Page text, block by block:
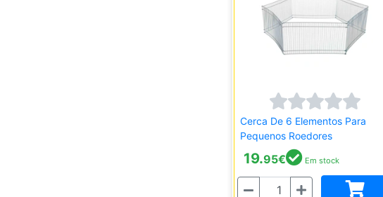
Cerca De 6 Elementos Para
Pequenos Roedores
19.95€ Em stock
Quantidade